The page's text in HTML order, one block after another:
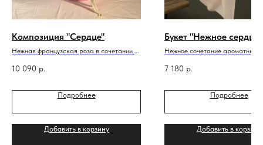
Композиция "Сердце"
Нежная французская роза в сочетании с
10 090 р.
Подробнее
Добавить в корзину
Букет "Нежное сердце"
Нежное сочетание ароматных
7 180 р.
Подробнее
Добавить в корзину